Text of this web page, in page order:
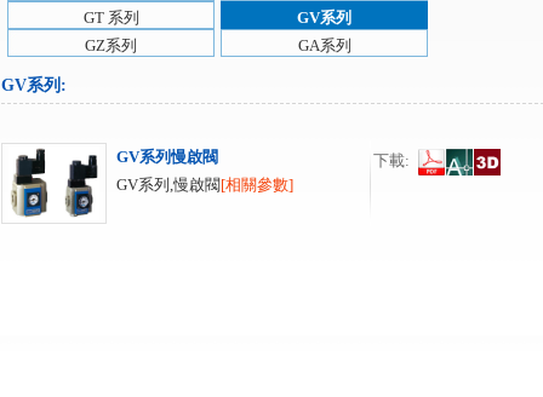
GT 系列
GV系列
GZ系列
GA系列
GV系列 :
GV系列慢啟閥
GV系列,慢啟閥[相關參數]
下載: